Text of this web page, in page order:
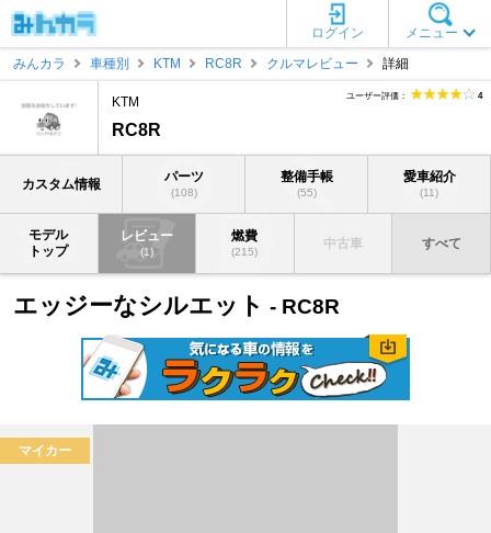
メニュー
ログイン
みんカラ
車種別 KTM RC8R クルマレビュー 詳細
KTM
RC8R
ユーザー評価： 4
カスタム情報 パーツ
(108)
整備手帳
(55)
愛車紹介
(11)
モデル
トップ
レビュー
(1)
燃費
(215)
中古車 すべて
エッジーなシルエット - RC8R
マイカー